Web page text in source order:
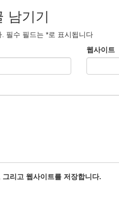
남기기
필수 필드는 *로 표시됩니다
웹사이트
리고 웹사이트를 저장합니다.